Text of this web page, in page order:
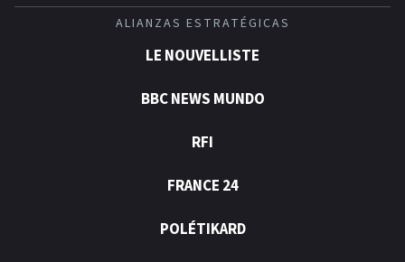
ALIANZAS ESTRATÉGICAS
LE NOUVELLISTE
BBC NEWS MUNDO
RFI
FRANCE 24
POLÉTIKARD